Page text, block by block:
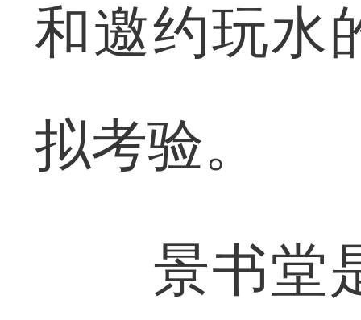
和邀约玩水
拟考验。
景书堂是